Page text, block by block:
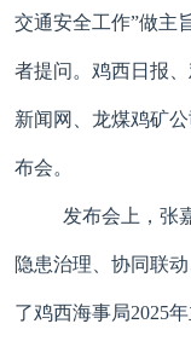
交通安全工作”做主
者提问。鸡西日报
新闻网、龙煤鸡矿
布会。
发布会上，张
隐患治理、协同联
了鸡西海事局2025